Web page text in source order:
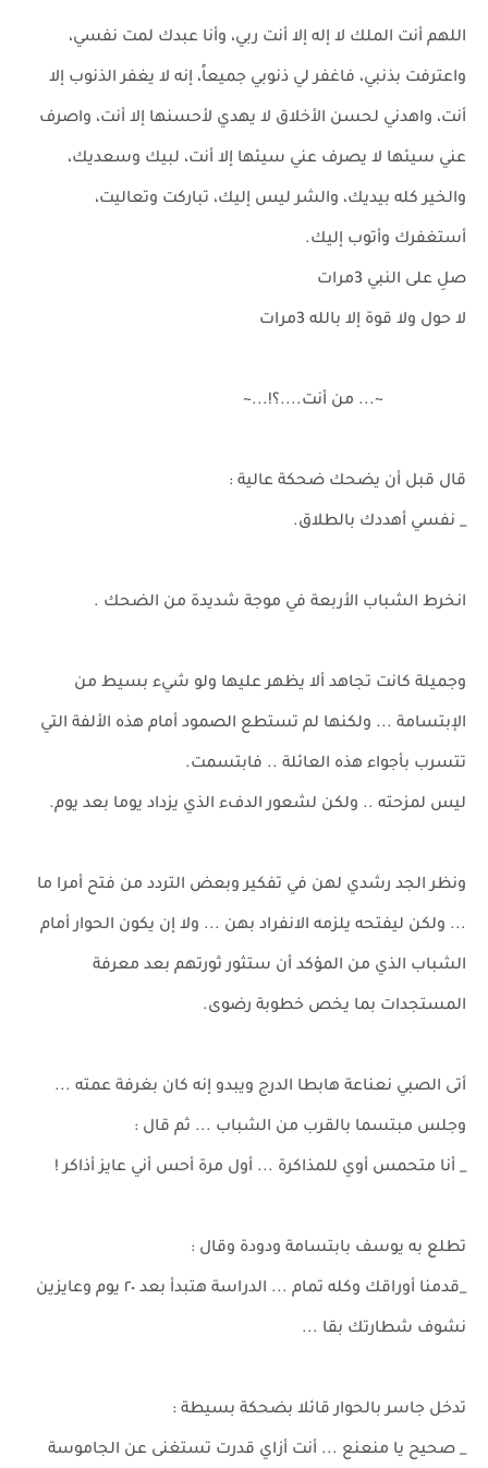
اللهم أنت الملك لا إله إلا أنت ربي، وأنا عبدك لمت نفسي،
واعترفت بذنبي، فاغفر لي ذنوبي جميعاً، إنه لا يغفر الذنوب إلا
أنت، واهدني لحسن الأخلاق لا يهدي لأحسنها إلا أنت، واصرف
عني سيئها لا يصرف عني سيئها إلا أنت، لبيك وسعديك،
والخير كله بيديك، والشر ليس إليك، تباركت وتعاليت،
أستغفرك وأتوب إليك.
صلِ على النبي 3مرات
لا حول ولا قوة إلا بالله 3مرات
~... من أنت....؟!...~
قال قبل أن يضحك ضحكة عالية :
_ نفسي أهددك بالطلاق.
انخرط الشباب الأربعة في موجة شديدة من الضحك .
وجميلة كانت تجاهد ألا يظهر عليها ولو شيء بسيط من
الإبتسامة ... ولكنها لم تستطع الصمود أمام هذه الألفة التي
تتسرب بأجواء هذه العائلة .. فابتسمت.
ليس لمزحته .. ولكن لشعور الدفء الذي يزداد يوما بعد يوم.
ونظر الجد رشدي لهن في تفكير وبعض التردد من فتح أمرا ما
... ولكن ليفتحه يلزمه الانفراد بهن ... ولا إن يكون الحوار أمام
الشباب الذي من المؤكد أن ستثور ثورتهم بعد معرفة
المستجدات بما يخص خطوبة رضوى.
أتى الصبي نعناعة هابطا الدرج ويبدو إنه كان بغرفة عمته ...
وجلس مبتسما بالقرب من الشباب ... ثم قال :
_ أنا متحمس أوي للمذاكرة ... أول مرة أحس أني عايز أذاكر !
تطلع به يوسف بابتسامة ودودة وقال :
_قدمنا أوراقك وكله تمام ... الدراسة هتبدأ بعد ٢٠ يوم وعايزين
نشوف شطارتك بقا ...
تدخل جاسر بالحوار قائلا بضحكة بسيطة :
_ صحيح يا منعنع ... أنت أزاي قدرت تستغنى عن الجاموسة